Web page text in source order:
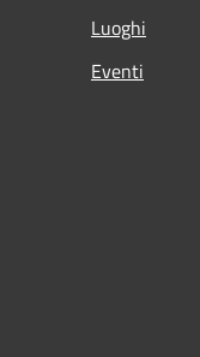
Luoghi
Eventi